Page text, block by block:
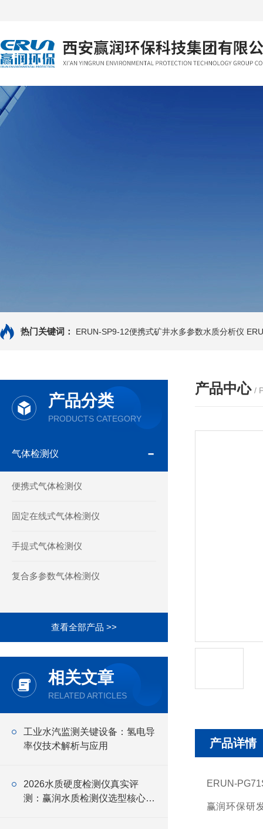
热门关键词： ERUN-SP9-12便携式矿井水多参数水质分析仪
产品分类
PRODUCTS CATEGORY
气体检测仪
便携式气体检测仪
固定在线式气体检测仪
手提式气体检测仪
复合多参数气体检测仪
查看全部产品 >>
相关文章
RELATED ARTICLES
工业水汽监测关键设备：氢电导
率仪技术解析与应用
2026水质硬度检测仪真实评
测：赢润水质检测仪选型核心要
产品中心 /
产品详情
ERUN-
赢润环保研